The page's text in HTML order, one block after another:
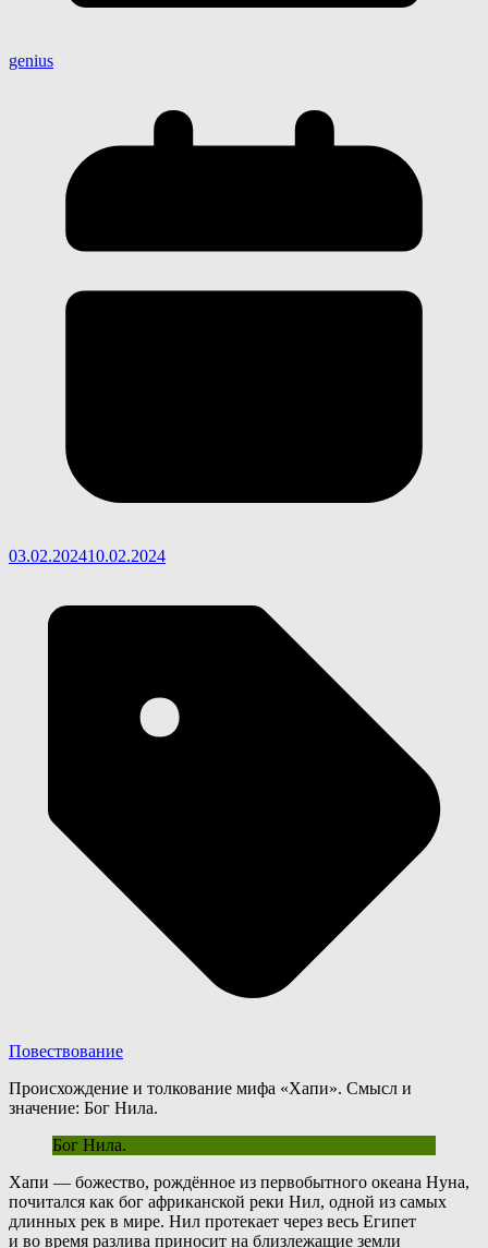
genius
03.02.202410.02.2024
Повествование
Происхождение и толкование мифа «Хапи». Смысл и
значение: Бог Нила.
Бог Нила.
Хапи — божество, рождённое из первобытного океана Нуна,
почитался как бог африканской реки Нил, одной из самых
длинных рек в мире. Нил протекает через весь Египет
и во время разлива приносит на близлежащие земли